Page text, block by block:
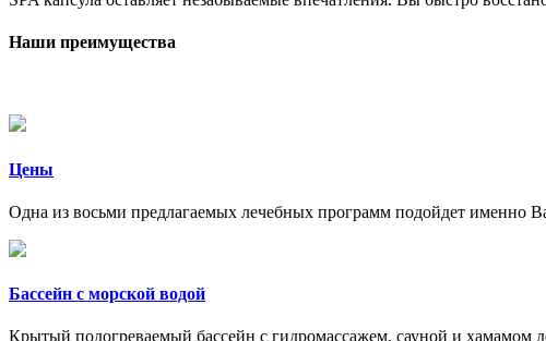
Наши преимущества
Цены
Одна из восьми предлагаемых лечебных программ подойдет именно
Бассейн с морской водой
Крытый подогреваемый бассейн с гидромассажем, сауной и хамамом